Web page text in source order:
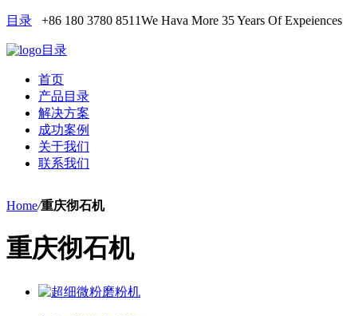
目录 +86 180 3780 8511We Hava More 35 Years Of Expeiences
目录
首页
产品目录
解决方案
成功案例
关于我们
联系我们
Home/重庆彻石机
重庆彻石机